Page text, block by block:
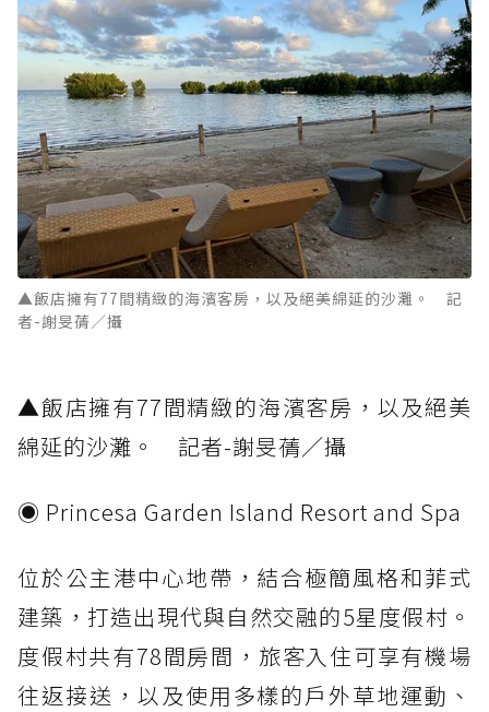
▲飯店擁有77間精緻的海濱客房，以及絕美綿延的沙灘。 記
者-謝旻蒨／攝
▲飯店擁有77間精緻的海濱客房，以及絕美
綿延的沙灘。 記者-謝旻蒨／攝
◉ Princesa Garden Island Resort and Spa
位於公主港中心地帶，結合極簡風格和菲式
建築，打造出現代與自然交融的5星度假村。
度假村共有78間房間，旅客入住可享有機場
往返接送，以及使用多樣的戶外草地運動、